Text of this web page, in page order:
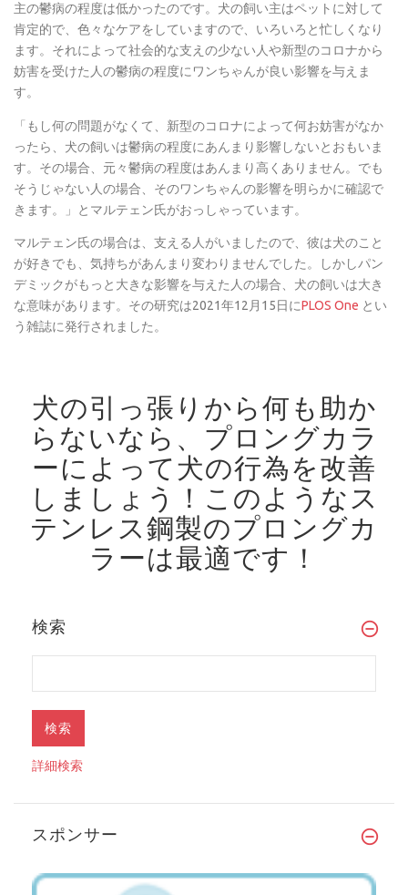
主の鬱病の程度は低かったのです。犬の飼い主はペットに対して
肯定的で、色々なケアをしていますので、いろいろと忙しくなり
ます。それによって社会的な支えの少ない人や新型のコロナから
妨害を受けた人の鬱病の程度にワンちゃんが良い影響を与えま
す。
「もし何の問題がなくて、新型のコロナによって何お妨害がなか
ったら、犬の飼いは鬱病の程度にあんまり影響しないとおもいま
す。その場合、元々鬱病の程度はあんまり高くありません。でも
そうじゃない人の場合、そのワンちゃんの影響を明らかに確認で
きます。」とマルテェン氏がおっしゃっています。
マルテェン氏の場合は、支える人がいましたので、彼は犬のこと
が好きでも、気持ちがあんまり変わりませんでした。しかしパン
デミックがもっと大きな影響を与えた人の場合、犬の飼いは大き
な意味があります。その研究は2021年12月15日にPLOS One とい
う雑誌に発行されました。
犬の引っ張りから何も助か
らないなら、プロングカラ
ーによって犬の行為を改善
しましょう！ このようなス
テンレス鋼製のプロングカ
ラーは最適です！
検索
詳細検索
スポンサー